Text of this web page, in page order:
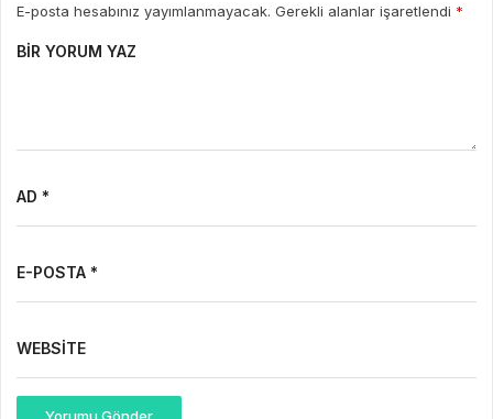
E-posta hesabınız yayımlanmayacak. Gerekli alanlar işaretlendi *
BIR YORUM YAZ
AD *
E-POSTA *
WEBSITE
Yorumu Gönder